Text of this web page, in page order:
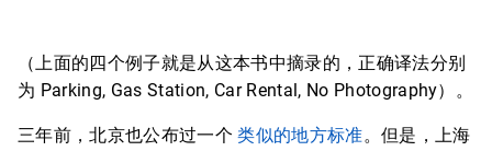
（上面的四个例子就是从这本书中摘录的，正确译法分别
为 Parking, Gas Station, Car Rental, No Photography）。
三年前，北京也公布过一个类似的地方标准。但是，上海